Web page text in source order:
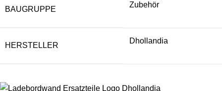
BAUGRUPPE
Zubehör
HERSTELLER
Dhollandia